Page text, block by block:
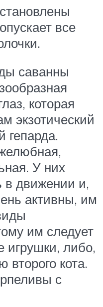
все
саванны
которая
экзотический
У них
в движении и,
активны, им
им следует
игрушки, либо,
кота.
с